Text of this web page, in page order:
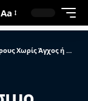
Aa
Άγχος ή Περιορισμούς